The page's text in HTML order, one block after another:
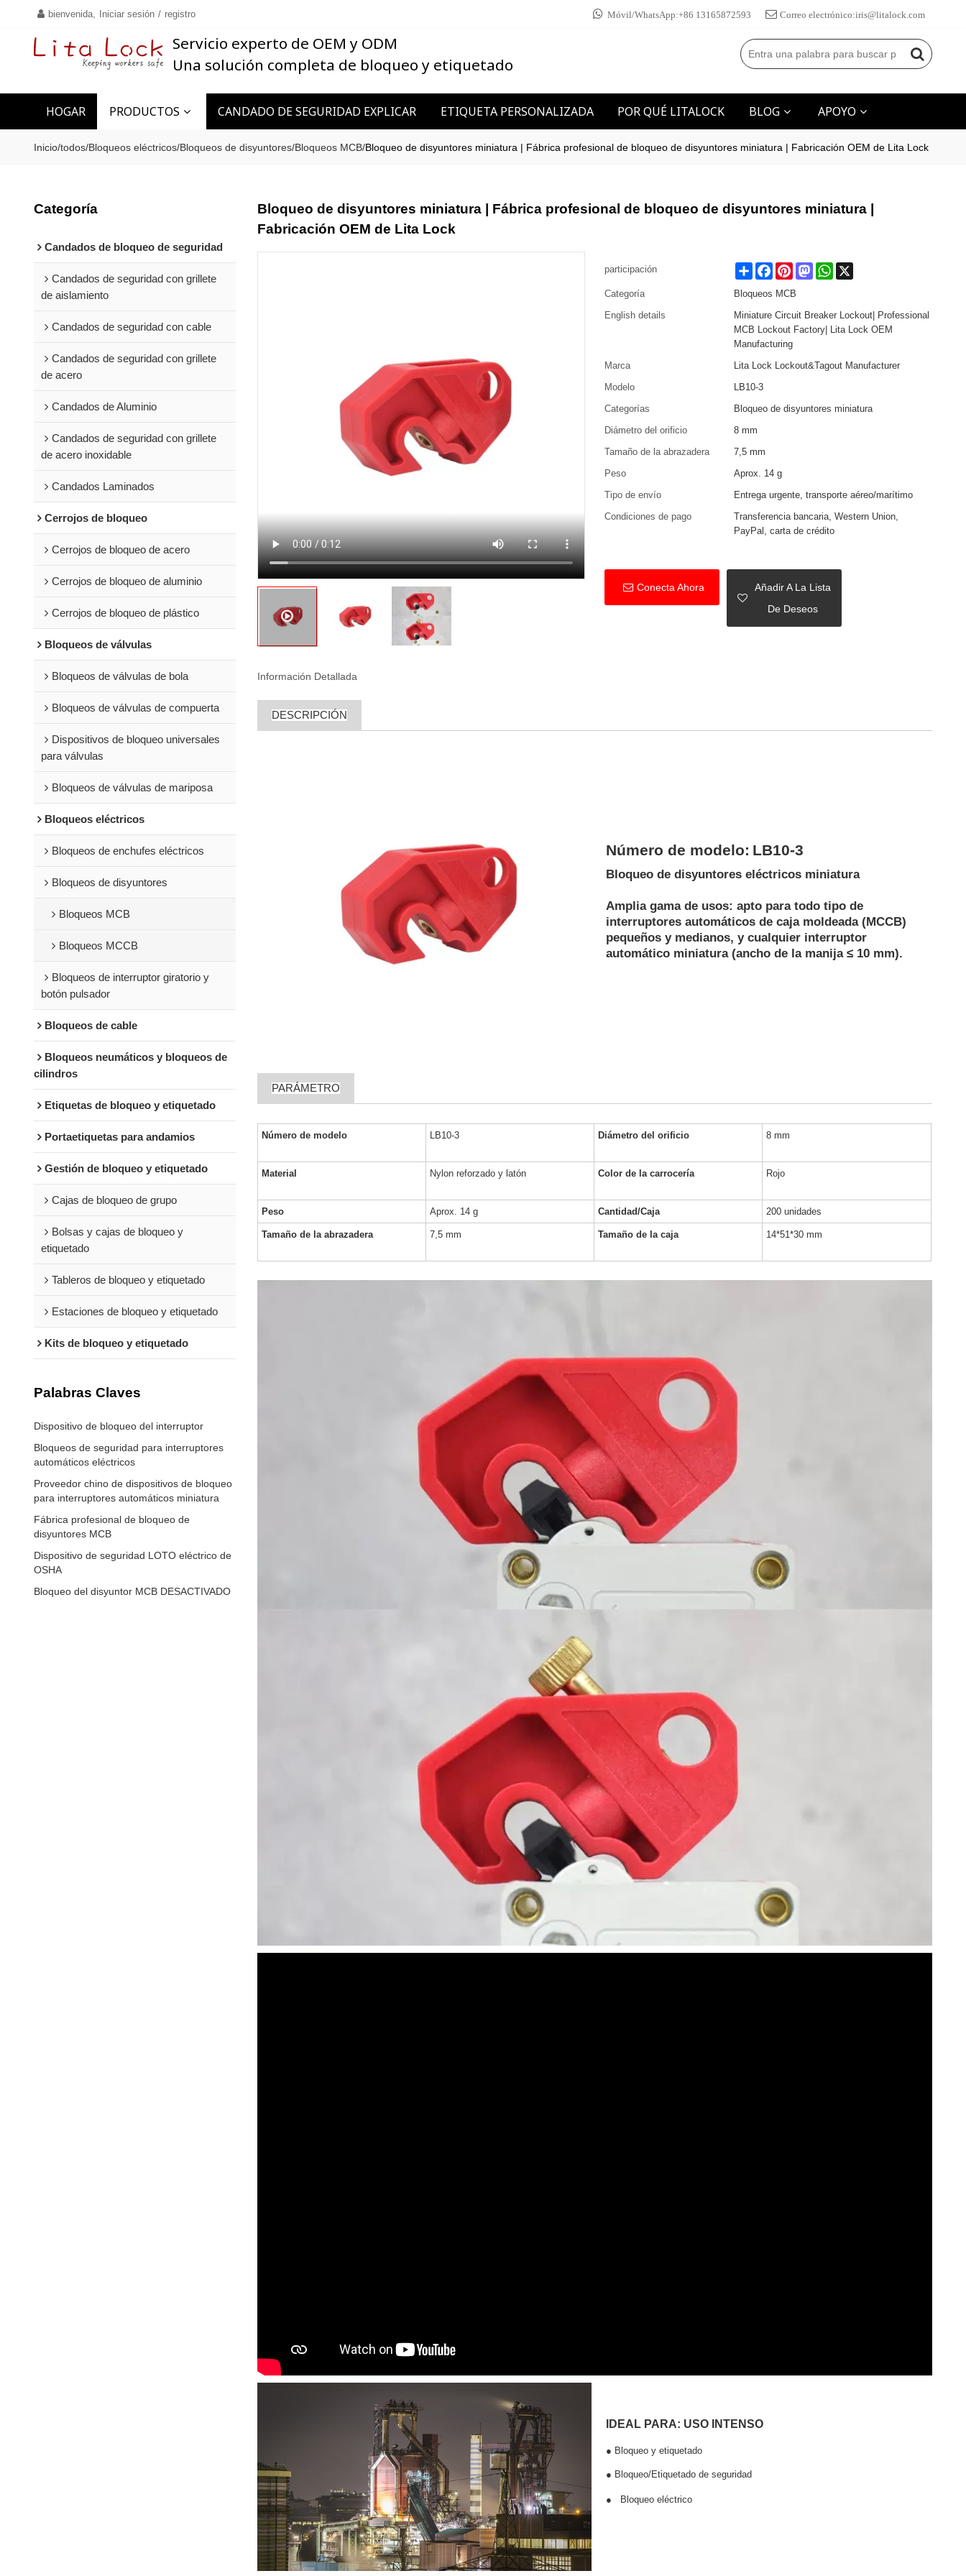
bienvenida, Iniciar sesión / registro Móvil/WhatsApp:+86 13165872593 Correo electrónico:iris@litalock.com
Servicio experto de OEM y ODM
Una solución completa de bloqueo y etiquetado
HOGAR PRODUCTOS CANDADO DE SEGURIDAD EXPLICAR ETIQUETA PERSONALIZADA POR QUÉ LITALOCK BLOG APOYO
CONTACTO
Inicio/todos/Bloqueos eléctricos/Bloqueos de disyuntores/Bloqueos MCB/Bloqueo de disyuntores miniatura | Fábrica profesional de bloqueo de disyuntores miniatura | Fabricación OEM de Lita Lock
Categoría
Candados de bloqueo de seguridad
Candados de seguridad con grillete
de aislamiento
Candados de seguridad con cable
Candados de seguridad con grillete
de acero
Candados de Aluminio
Candados de seguridad con grillete
de acero inoxidable
Candados Laminados
Cerrojos de bloqueo
Cerrojos de bloqueo de acero
Cerrojos de bloqueo de aluminio
Cerrojos de bloqueo de plástico
Bloqueos de válvulas
Bloqueos de válvulas de bola
Bloqueos de válvulas de compuerta
Dispositivos de bloqueo universales
para válvulas
Bloqueos de válvulas de mariposa
Bloqueos eléctricos
Bloqueos de enchufes eléctricos
Bloqueos de disyuntores
Bloqueos MCB
Bloqueos MCCB
Bloqueos de interruptor giratorio y
botón pulsador
Bloqueos de cable
Bloqueos neumáticos y bloqueos de
cilindros
Etiquetas de bloqueo y etiquetado
Portaetiquetas para andamios
Gestión de bloqueo y etiquetado
Cajas de bloqueo de grupo
Bolsas y cajas de bloqueo y
etiquetado
Tableros de bloqueo y etiquetado
Estaciones de bloqueo y etiquetado
Kits de bloqueo y etiquetado
Palabras Claves
Dispositivo de bloqueo del interruptor
Bloqueos de seguridad para interruptores
automáticos eléctricos
Proveedor chino de dispositivos de bloqueo
para interruptores automáticos miniatura
Fábrica profesional de bloqueo de
disyuntores MCB
Dispositivo de seguridad LOTO eléctrico de
OSHA
Bloqueo del disyuntor MCB DESACTIVADO
Bloqueo de disyuntores miniatura | Fábrica profesional de bloqueo de disyuntores miniatura |
Fabricación OEM de Lita Lock
participación ShareFacebook
PinterestMastodon
WhatsApp
X
Categoría
Bloqueos MCB
English details
Miniature Circuit Breaker Lockout| Professional
MCB Lockout Factory| Lita Lock OEM
Manufacturing
Marca
Lita Lock Lockout&Tagout Manufacturer
Modelo
LB10-3
Categorías
Bloqueo de disyuntores miniatura
Diámetro del orificio
8 mm
Tamaño de la abrazadera
7,5 mm
Peso
Aprox. 14 g
Tipo de envío
Entrega urgente, transporte aéreo/marítimo
Condiciones de pago
Transferencia bancaria, Western Union,
PayPal, carta de crédito
Conecta Ahora
Añadir A La Lista
De Deseos
Información Detallada
DESCRIPCIÓN
Número de modelo: LB10-3
Bloqueo de disyuntores eléctricos miniatura
Amplia gama de usos: apto para todo tipo de
interruptores automáticos de caja moldeada (MCCB)
pequeños y medianos, y cualquier interruptor
automático miniatura (ancho de la manija ≤ 10 mm).
PARÁMETRO
Número de modelo LB10-3 Diámetro del orificio 8 mm
Material Nylon reforzado y latón Color de la carrocería Rojo
Peso Aprox. 14 g Cantidad/Caja 200 unidades
Tamaño de la abrazadera 7,5 mm Tamaño de la caja 14*51*30 mm
IDEAL PARA: USO INTENSO
● Bloqueo y etiquetado
● Bloqueo/Etiquetado de seguridad
● Bloqueo eléctrico